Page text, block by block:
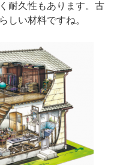
耐久性もあります。古
しい材料ですね。